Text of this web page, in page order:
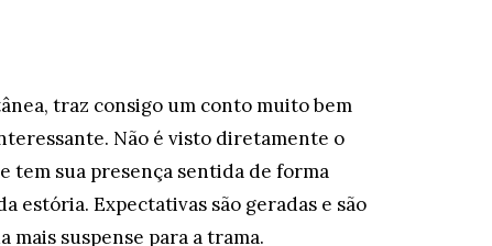
traz consigo um conto muito bem
Não é visto diretamente o
tem sua presença sentida de forma
estória. Expectativas são geradas e são
suspense para a trama.